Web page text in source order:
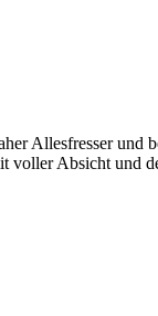
Allesfresser
Absicht und